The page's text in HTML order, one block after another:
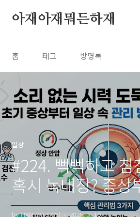
아재아재뭐든하재
홈 태그 방명록
일상
#224. 뻑뻑하고 침
혹시 녹내장? 증상
방법, 추천템까지
by HAN DO CAN! 2026. 3. 10.